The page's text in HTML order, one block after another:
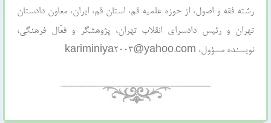
رشته فقه و اصول، از حوزه علمیه قم، استان قم، ایران، معاون دادستان
تهران و رئیس دادسرای انقلاب تهران، پژوهشگر و فعّال فرهنگی،
نویسنده مسؤول، kariminiya2003@yahoo.com